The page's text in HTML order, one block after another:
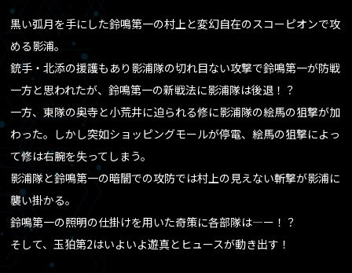
NEWS ニュース
ABOUT 作品情報
CHARACTER キャラクター
ONAIR 放送情報
CAST/STAFF
MOVIE ムービー
黒い弧月を手にした鈴鳴第一の村上と変幻自在のスコーピオンで攻
める影浦。
銃手・北添の援護もあり影浦隊の切れ目ない攻撃で鈴鳴第一が防戦
一方と思われたが、鈴鳴第一の新戦法に影浦隊は後退！？
一方、東隊の奥寺と小荒井に迫られる修に影浦隊の絵馬の狙撃が加
わった。しかし突如ショッピングモールが停電、絵馬の狙撃によっ
て修は右腕を失ってしまう。
影浦隊と鈴鳴第一の暗闇での攻防では村上の見えない斬撃が影浦に
襲い掛かる。
鈴鳴第一の照明の仕掛けを用いた奇策に各部隊は―ー！？
そして、玉狛第2はいよいよ遊真とヒュースが動き出す！